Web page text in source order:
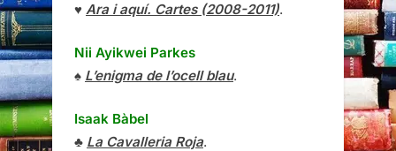
♥ Ara i aquí. Cartes (2008-2011).
Nii Ayikwei Parkes
♠ L’enigma de l’ocell blau.
Isaak Bàbel
♣ La Cavalleria Roja.